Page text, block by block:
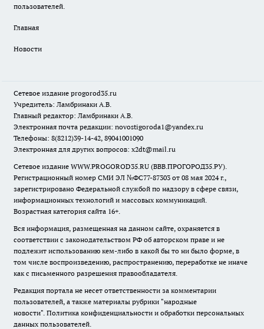
пользователей.
Главная
Новости
Сетевое издание progorod35.ru
Учредитель: Ламбринаки А.В.
Главный редактор: Ламбринаки А.В.
Электронная почта редакции: novostigoroda1@yandex.ru
Телефоны: 8(8212)39-14-42, 89041001090
Электронная для других вопросов: x2dt@mail.ru
Сетевое издание WWW.PROGOROD35.RU (ВВВ.ПРОГОРОД35.РУ).
Регистрационный номер СМИ ЭЛ №ФС77-87303 от 08 мая 2024 г.,
зарегистрировано Федеральной службой по надзору в сфере связи,
информационных технологий и массовых коммуникаций.
Возрастная категория сайта 16+.
Вся информация, размещенная на данном сайте, охраняется в
соответствии с законодательством РФ об авторском праве и не
подлежит использованию кем-либо в какой бы то ни было форме, в
том числе воспроизведению, распространению, переработке не иначе
как с письменного разрешения правообладателя.
Редакция портала не несет ответственности за комментарии
пользователей, а также материалы рубрики "народные
новости". Политика конфиденциальности и обработки персональных
данных пользователей.